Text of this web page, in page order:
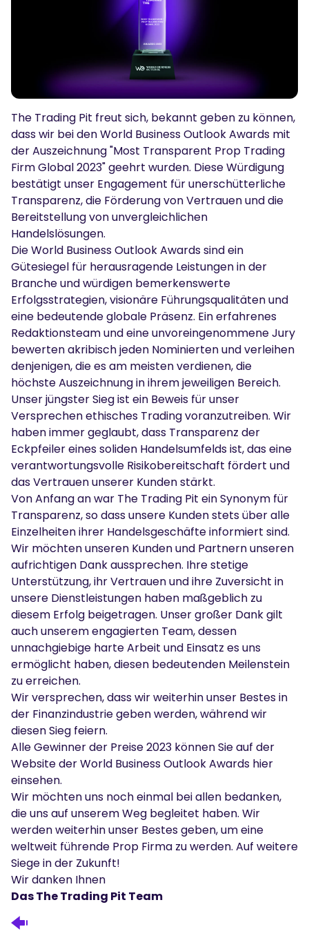
TRADING TOOLS
Wirtschaftskalender
Marktöffnungszeiten
Anmelden
The Trading Pit freut sich, bekannt geben zu können,
dass wir bei den World Business Outlook Awards mit
der Auszeichnung "Most Transparent Prop Trading
Firm Global 2023" geehrt wurden. Diese Würdigung
bestätigt unser Engagement für unerschütterliche
Transparenz, die Förderung von Vertrauen und die
Bereitstellung von unvergleichlichen
Handelslösungen.
Die World Business Outlook Awards sind ein
Gütesiegel für herausragende Leistungen in der
Branche und würdigen bemerkenswerte
Erfolgsstrategien, visionäre Führungsqualitäten und
eine bedeutende globale Präsenz. Ein erfahrenes
Redaktionsteam und eine unvoreingenommene Jury
bewerten akribisch jeden Nominierten und verleihen
denjenigen, die es am meisten verdienen, die
höchste Auszeichnung in ihrem jeweiligen Bereich.
Unser jüngster Sieg ist ein Beweis für unser
Versprechen ethisches Trading voranzutreiben. Wir
haben immer geglaubt, dass Transparenz der
Eckpfeiler eines soliden Handelsumfelds ist, das eine
verantwortungsvolle Risikobereitschaft fördert und
das Vertrauen unserer Kunden stärkt.
Von Anfang an war The Trading Pit ein Synonym für
Transparenz, so dass unsere Kunden stets über alle
Einzelheiten ihrer Handelsgeschäfte informiert sind.
Wir möchten unseren Kunden und Partnern unseren
aufrichtigen Dank aussprechen. Ihre stetige
Unterstützung, ihr Vertrauen und ihre Zuversicht in
unsere Dienstleistungen haben maßgeblich zu
diesem Erfolg beigetragen. Unser großer Dank gilt
auch unserem engagierten Team, dessen
unnachgiebige harte Arbeit und Einsatz es uns
ermöglicht haben, diesen bedeutenden Meilenstein
zu erreichen.
Wir versprechen, dass wir weiterhin unser Bestes in
der Finanzindustrie geben werden, während wir
diesen Sieg feiern.
Alle Gewinner der Preise 2023 können Sie auf der
Website der World Business Outlook Awards hier
einsehen.
Wir möchten uns noch einmal bei allen bedanken,
die uns auf unserem Weg begleitet haben. Wir
werden weiterhin unser Bestes geben, um eine
weltweit führende Prop Firma zu werden. Auf weitere
Siege in der Zukunft!
Wir danken Ihnen
Das The Trading Pit Team